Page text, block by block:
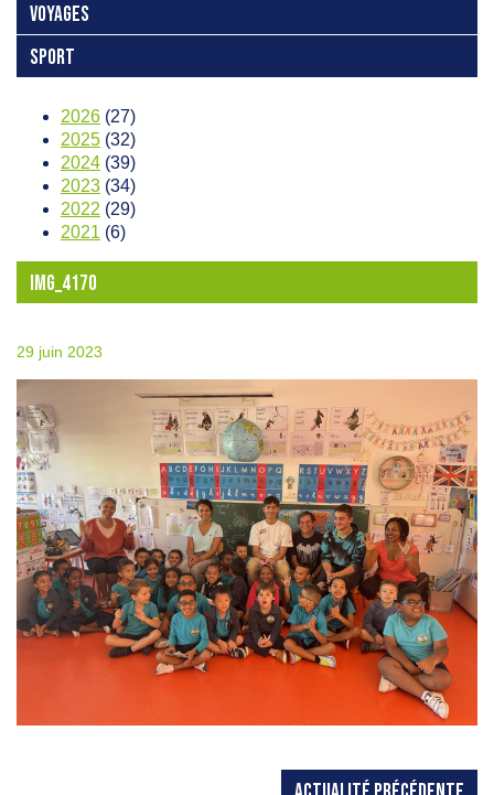
VOYAGES
SPORT
2026 (27)
2025 (32)
2024 (39)
2023 (34)
2022 (29)
2021 (6)
IMG_4170
29 juin 2023